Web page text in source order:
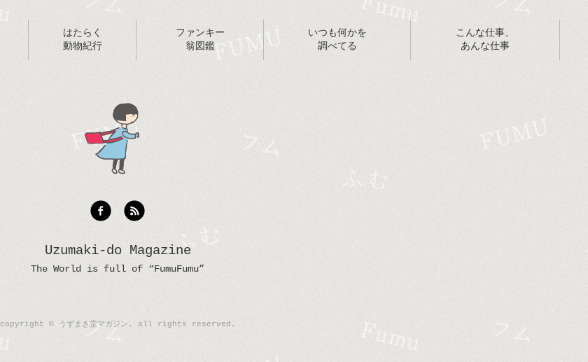
はたらく
動物紀行
ファンキー
翁図鑑
いつも何かを
調べてる
こんな仕事、
あんな仕事
Uzumaki-do Magazine
The World is full of “FumuFumu”
copyright © うずまき堂マガジン. all rights reserved.